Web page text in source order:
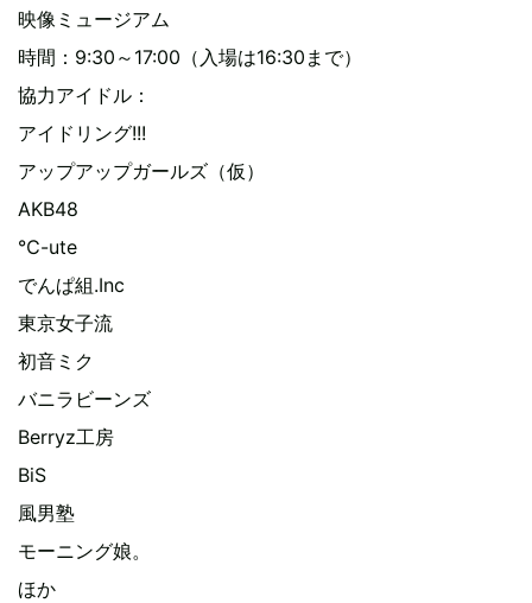
映像ミュージアム
時間：9:30～17:00（入場は16:30まで）
協力アイドル：
アイドリング!!!
アップアップガールズ（仮）
AKB48
℃-ute
でんぱ組.Inc
東京女子流
初音ミク
バニラビーンズ
Berryz工房
BiS
風男塾
モーニング娘。
ほか